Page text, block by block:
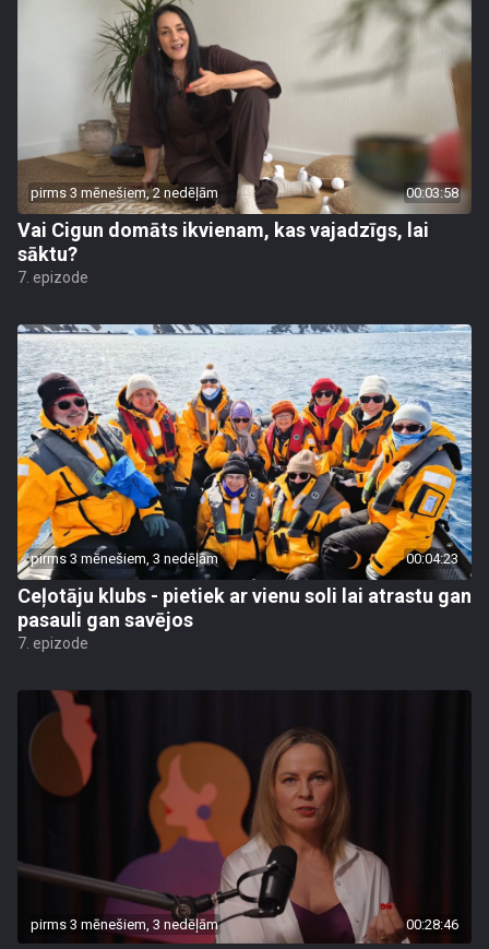
pirms 3 mēnešiem, 2 nedēļām 00:03:58
Vai Cigun domāts ikvienam, kas vajadzīgs, lai
sāktu?
7. epizode
pirms 3 mēnešiem, 3 nedēļām 00:04:23
Ceļotāju klubs - pietiek ar vienu soli lai atrastu gan
pasauli gan savējos
7. epizode
pirms 3 mēnešiem, 3 nedēļām 00:28:46